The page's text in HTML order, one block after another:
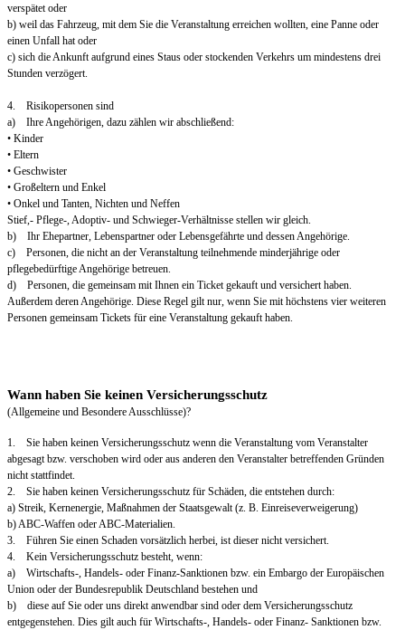
verspätet oder
b) weil das Fahrzeug, mit dem Sie die Veranstaltung erreichen wollten, eine Panne oder
einen Unfall hat oder
c) sich die Ankunft aufgrund eines Staus oder stockenden Verkehrs um mindestens drei
Stunden verzögert.
4. Risikopersonen sind
a) Ihre Angehörigen, dazu zählen wir abschließend:
• Kinder
• Eltern
• Geschwister
• Großeltern und Enkel
• Onkel und Tanten, Nichten und Neffen
Stief,- Pflege-, Adoptiv- und Schwieger-Verhältnisse stellen wir gleich.
b) Ihr Ehepartner, Lebenspartner oder Lebensgefährte und dessen Angehörige.
c) Personen, die nicht an der Veranstaltung teilnehmende minderjährige oder
pflegebedürftige Angehörige betreuen.
d) Personen, die gemeinsam mit Ihnen ein Ticket gekauft und versichert haben.
Außerdem deren Angehörige. Diese Regel gilt nur, wenn Sie mit höchstens vier weiteren
Personen gemeinsam Tickets für eine Veranstaltung gekauft haben.
Wann haben Sie keinen Versicherungsschutz
(Allgemeine und Besondere Ausschlüsse)?
1. Sie haben keinen Versicherungsschutz wenn die Veranstaltung vom Veranstalter
abgesagt bzw. verschoben wird oder aus anderen den Veranstalter betreffenden Gründen
nicht stattfindet.
2. Sie haben keinen Versicherungsschutz für Schäden, die entstehen durch:
a) Streik, Kernenergie, Maßnahmen der Staatsgewalt (z. B. Einreiseverweigerung)
b) ABC-Waffen oder ABC-Materialien.
3. Führen Sie einen Schaden vorsätzlich herbei, ist dieser nicht versichert.
4. Kein Versicherungsschutz besteht, wenn:
a) Wirtschafts-, Handels- oder Finanz-Sanktionen bzw. ein Embargo der Europäischen
Union oder der Bundesrepublik Deutschland bestehen und
b) diese auf Sie oder uns direkt anwendbar sind oder dem Versicherungsschutz
entgegenstehen. Dies gilt auch für Wirtschafts-, Handels- oder Finanz- Sanktionen bzw.